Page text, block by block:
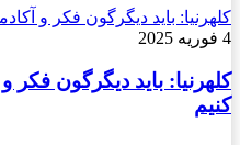
کلهرنیا: باید دیگرگون فکر و
4 فوریه 2025
کلهرنیا: باید دیگرگون فکر
کنیم